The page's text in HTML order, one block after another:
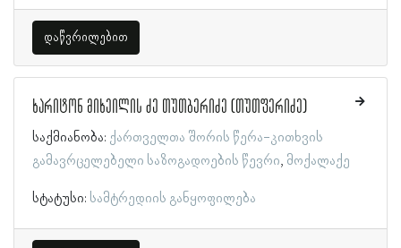
დაწვრილებით
ხარიტონ მიხეილის ძე თუთბერიძე (თუთფერიძე)
საქმიანობა: ქართველთა შორის წერა-კითხვის
გამავრცელებელი საზოგადოების წევრი მოქალაქე
სტატუსი: სამტრედიის განყოფილება